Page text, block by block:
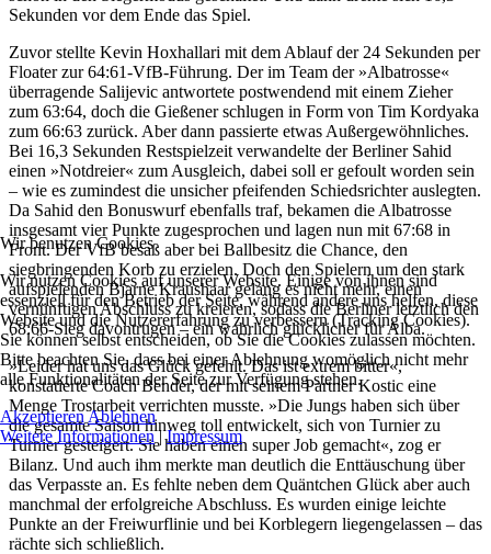
Sekunden vor dem Ende das Spiel.
Zuvor stellte Kevin Hoxhallari mit dem Ablauf der 24 Sekunden per
Floater zur 64:61-VfB-Führung. Der im Team der »Albatrosse«
überragende Salijevic antwortete postwendend mit einem Zieher
zum 63:64, doch die Gießener schlugen in Form von Tim Kordyaka
zum 66:63 zurück. Aber dann passierte etwas Außergewöhnliches.
Bei 16,3 Sekunden Restspielzeit verwandelte der Berliner Sahid
einen »Notdreier« zum Ausgleich, dabei soll er gefoult worden sein
– wie es zumindest die unsicher pfeifenden Schiedsrichter auslegten.
Da Sahid den Bonuswurf ebenfalls traf, bekamen die Albatrosse
insgesamt vier Punkte zugesprochen und lagen nun mit 67:68 in
Front. Der VfB besaß aber bei Ballbesitz die Chance, den
siegbringenden Korb zu erzielen. Doch den Spielern um den stark
aufspielenden Bjarne Kraushaar gelang es nicht mehr, einen
vernünftigen Abschluss zu kreieren, sodass die Berliner letztlich den
68:66-Sieg davontrugen – ein wahrlich glücklicher für Alba.
»Leider hat uns das Glück gefehlt. Das ist extrem bitter«,
konstatierte Coach Bender, der mit seinem Partner Kostic eine
Menge Trostarbeit verrichten musste. »Die Jungs haben sich über
die gesamte Saison hinweg toll entwickelt, sich von Turnier zu
Turnier gesteigert. Sie haben einen super Job gemacht«, zog er
Bilanz. Und auch ihm merkte man deutlich die Enttäuschung über
das Verpasste an. Es fehlte neben dem Quäntchen Glück aber auch
manchmal der erfolgreiche Abschluss. Es wurden einige leichte
Punkte an der Freiwurflinie und bei Korblegern liegengelassen – das
rächte sich schließlich.
Wir benutzen Cookies
Wir nutzen Cookies auf unserer Website. Einige von ihnen sind
essenziell für den Betrieb der Seite, während andere uns helfen, diese
Website und die Nutzererfahrung zu verbessern (Tracking Cookies).
Sie können selbst entscheiden, ob Sie die Cookies zulassen möchten.
Bitte beachten Sie, dass bei einer Ablehnung womöglich nicht mehr
alle Funktionalitäten der Seite zur Verfügung stehen.
AkzeptierenAblehnen
Weitere Informationen|Impressum